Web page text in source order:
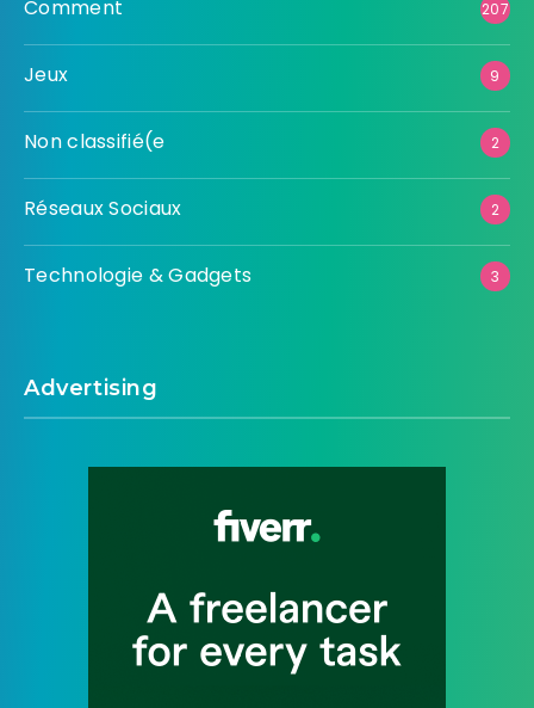
Comment 207
Jeux 9
Non classifié(e 2
Réseaux Sociaux 2
Technologie & Gadgets 3
Advertising